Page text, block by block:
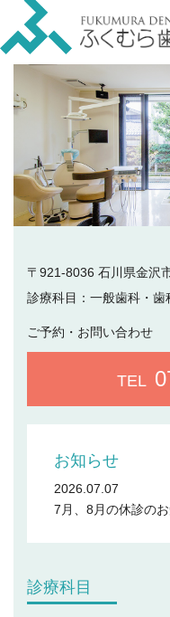
〒921-8036 石川県金沢
診療科目： 一般歯科・歯
ご予約・お問い合わせ
TEL
お知らせ
2026.07.07
7月、8月の休診の
診療科目